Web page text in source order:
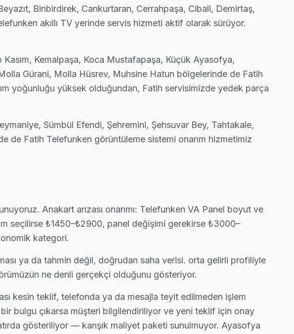
Arıza tekrarında ücretsiz bakım taahhüdümüz belgede yazıyor.
Fatih servisimiz sürpriz fatura çıkarmıyor.
testini yapıyoruz; parça değişimi gerekmeyebilir — gerekirse söylüyoruz.
Arıza tekrarında ücretsiz bakım taahhüdümüz belgede yazıyor.
devre var mı, bunu netleştiriyor — gereksiz harcama olmuyor.
Teknik ekibimiz Hoca Gıyasettin'e gelerek fabrika reset ve yeniden yükleme
Binbirdirek, Cankurtaran, Cerrahpaşa, Cibali, Demirtaş,
akıllı TV yerinde servis hizmeti aktif olarak sürüyor.
Kemalpaşa, Koca Mustafapaşa, Küçük Ayasofya,
Gürani, Molla Hüsrev, Muhsine Hatun bölgelerinde de Fatih
yoğunluğu yüksek olduğundan, Fatih servisimizde yedek parça
Sümbül Efendi, Şehremini, Şehsuvar Bey, Tahtakale,
de Fatih Telefunken görüntüleme sistemi onarım hizmetimiz
Anakart arızası onarımı: Telefunken VA Panel boyut ve
seçilirse ₺1450–₺2900, panel değişimi gerekirse ₺3000–
kategori.
ya da tahmin değil, doğrudan saha verisi. orta gelirli profiliyle
ne denli gerçekçi olduğunu gösteriyor.
kesin teklif, telefonda ya da mesajla teyit edilmeden işlem
bulgu çıkarsa müşteri bilgilendiriliyor ve yeni teklif için onay
gösteriliyor — karışık maliyet paketi sunulmuyor. Ayasofya